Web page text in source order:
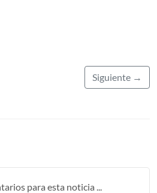
Siguiente →
para esta noticia ...